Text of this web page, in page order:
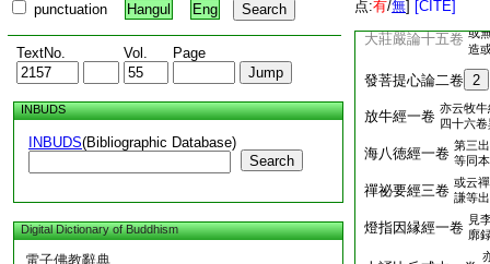
punctuation Hangul Eng
TextNo. Vol. Page
INBUDS
INBUDS(Bibliographic Database)
Search
Digital Dictionary of Buddhism
電子佛教辭典
点:有/無] [CITE]
大莊嚴論十五卷 或
造
發菩提心論二卷 2
放牛經一卷 亦云牧
四十六
海八徳經一卷 第三
等同
禪祕要經三卷 或云
謙等
燈指因縁經一卷 見
廓